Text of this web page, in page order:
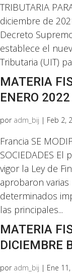
TRIBUTARIA
diciembre de
Decreto
establece el
Tributaria (UIT)
MATERIA
ENERO 2022
por adm_bij | Feb 2,
Francia SE
SOCIEDADES
vigor la Ley de
aprobaron
determinados
las principales...
MATERIA
DICIEMBRE
por adm_bij | Ene